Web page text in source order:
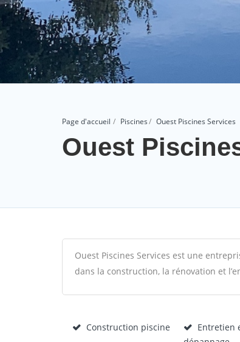
Page d'accueil Piscines Ouest Piscines Services
Ouest
Ouest Piscines Services est une
dans la construction, la rénovation et
Construction piscine
Entretien